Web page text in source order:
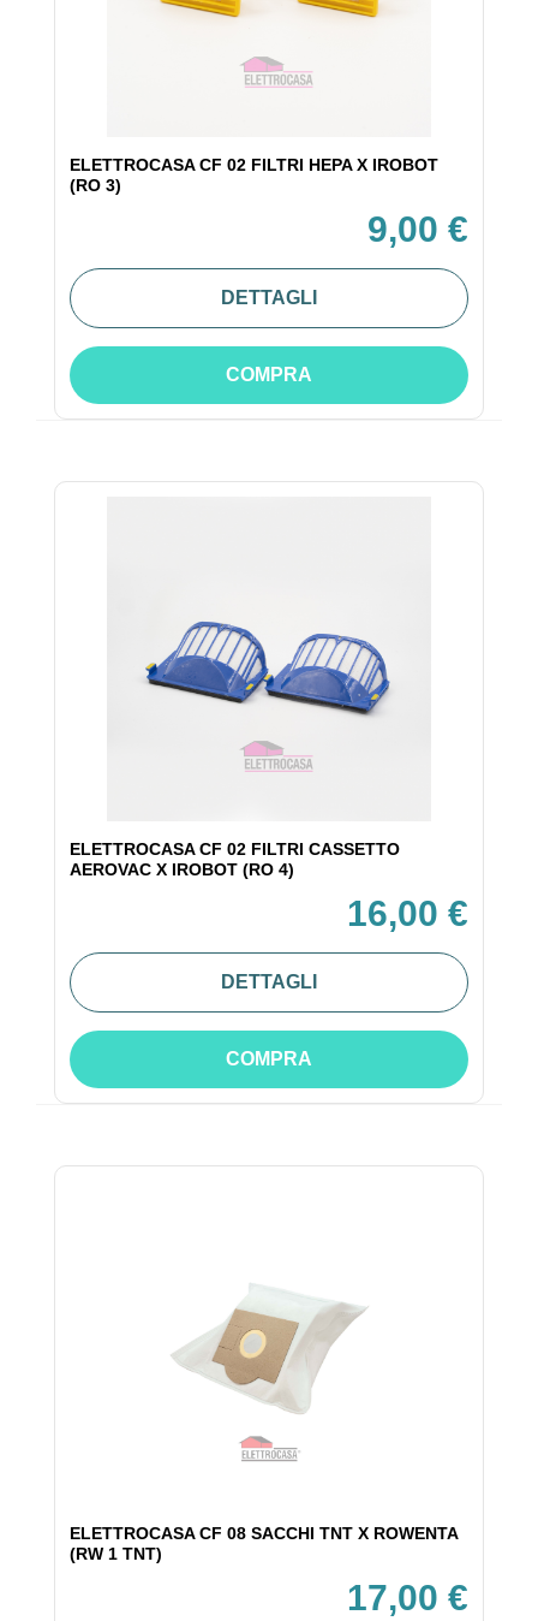
ELETTROCASA CF 02 FILTRI HEPA X IROBOT
(RO 3)
9,00 €
DETTAGLI
COMPRA
ELETTROCASA CF 02 FILTRI CASSETTO
AEROVAC X IROBOT (RO 4)
16,00 €
DETTAGLI
COMPRA
ELETTROCASA CF 08 SACCHI TNT X ROWENTA
(RW 1 TNT)
17,00 €